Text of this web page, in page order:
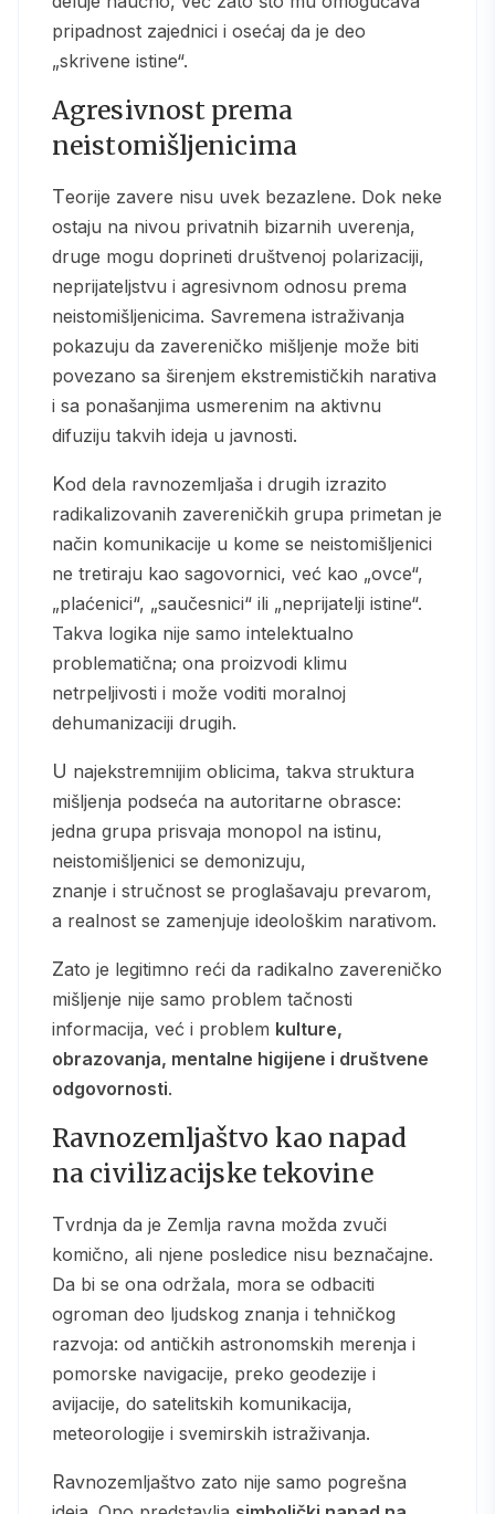
pripadnost zajednici i osećaj da je deo
„skrivene istine“.
Agresivnost prema
neistomišljenicima
Teorije zavere nisu uvek bezazlene. Dok neke
ostaju na nivou privatnih bizarnih uverenja,
druge mogu doprineti društvenoj polarizaciji,
neprijateljstvu i agresivnom odnosu prema
neistomišljenicima. Savremena istraživanja
pokazuju da zavereničko mišljenje može biti
povezano sa širenjem ekstremističkih narativa
i sa ponašanjima usmerenim na aktivnu
difuziju takvih ideja u javnosti.
Kod dela ravnozemljaša i drugih izrazito
radikalizovanih zavereničkih grupa primetan je
način komunikacije u kome se neistomišljenici
ne tretiraju kao sagovornici, već kao „ovce“,
„plaćenici“, „saučesnici“ ili „neprijatelji istine“.
Takva logika nije samo intelektualno
problematična; ona proizvodi klimu
netrpeljivosti i može voditi moralnoj
dehumanizaciji drugih.
U najekstremnijim oblicima, takva struktura
mišljenja podseća na autoritarne obrasce:
jedna grupa prisvaja monopol na istinu,
neistomišljenici se demonizuju,
znanje i stručnost se proglašavaju prevarom,
a realnost se zamenjuje ideološkim narativom.
Zato je legitimno reći da radikalno zavereničko
mišljenje nije samo problem tačnosti
informacija, već i problem kulture,
obrazovanja, mentalne higijene i društvene
odgovornosti.
Ravnozemljaštvo kao napad
na civilizacijske tekovine
Tvrdnja da je Zemlja ravna možda zvuči
komično, ali njene posledice nisu beznačajne.
Da bi se ona održala, mora se odbaciti
ogroman deo ljudskog znanja i tehničkog
razvoja: od antičkih astronomskih merenja i
pomorske navigacije, preko geodezije i
avijacije, do satelitskih komunikacija,
meteorologije i svemirskih istraživanja.
Ravnozemljaštvo zato nije samo pogrešna